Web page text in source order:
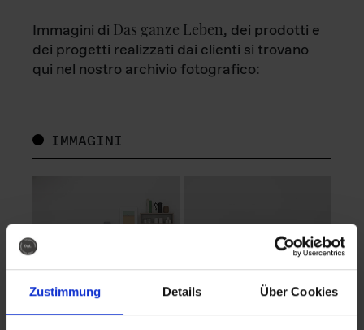
Zustimmung Details Über Cookies
Immagini di Das ganze Leben, dei prodotti e
dei progetti realizzati dai clienti si trovano
qui nel nostro archivio fotografico:
IMMAGINI